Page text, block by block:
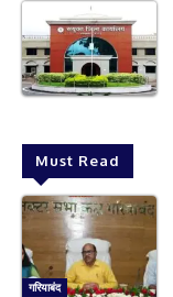
Must Read
गरियाबंद